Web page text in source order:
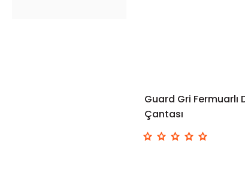
Guard Gri Fermuarlı
Çantası